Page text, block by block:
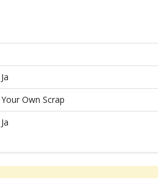
Ja
Your Own Scrap
Ja